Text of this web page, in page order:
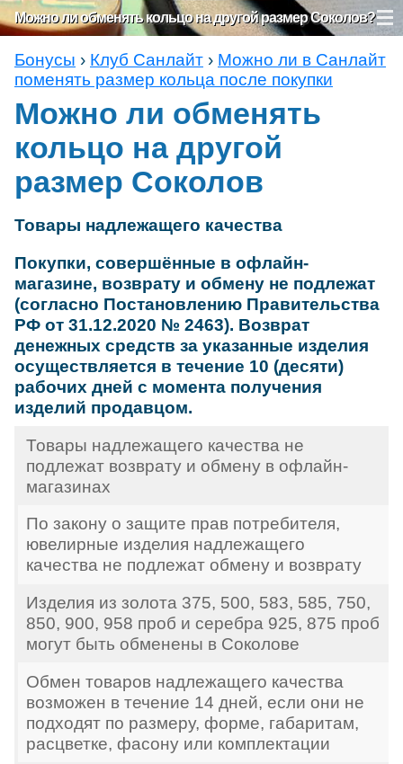
Можно ли обменять кольцо на другой размер Соколов?
Бонусы › Клуб Санлайт › Можно ли в Санлайт
поменять размер кольца после покупки
Можно ли обменять
кольцо на другой
размер Соколов
Товары надлежащего качества
Покупки, совершённые в офлайн-
магазине, возврату и обмену не подлежат
(согласно Постановлению Правительства
РФ от 31.12.2020 № 2463). Возврат
денежных средств за указанные изделия
осуществляется в течение 10 (десяти)
рабочих дней с момента получения
изделий продавцом.
Товары надлежащего качества не
подлежат возврату и обмену в офлайн-
магазинах
По закону о защите прав потребителя,
ювелирные изделия надлежащего
качества не подлежат обмену и возврату
Изделия из золота 375, 500, 583, 585, 750,
850, 900, 958 проб и серебра 925, 875 проб
могут быть обменены в Соколове
Обмен товаров надлежащего качества
возможен в течение 14 дней, если они не
подходят по размеру, форме, габаритам,
расцветке, фасону или комплектации